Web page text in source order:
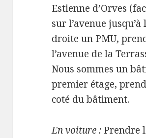
Estienne d’Orves
sur l’avenue
droite un PMU,
l’avenue de la
Nous sommes un
premier étage,
coté du bâtiment.
En voiture : Prendre